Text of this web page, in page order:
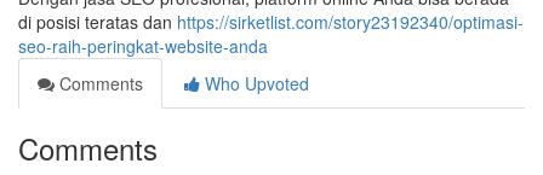
di posisi teratas dan https://sirketlist.com/story23192340/optimasi-
seo-raih-peringkat-website-anda
Comments
Who Upvoted
Comments